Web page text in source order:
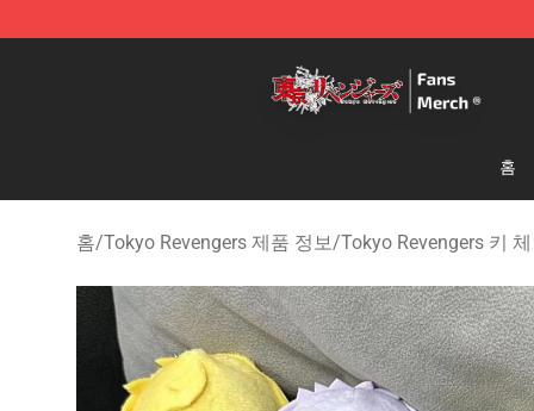
홈
홈/Tokyo Revengers 제품 정보/Tokyo Revengers 키